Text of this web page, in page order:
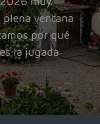
ventana
por qué
la jugada